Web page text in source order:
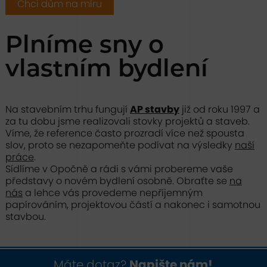
Chci dům na míru
Plníme sny o
vlastním bydlení
Na stavebním trhu fungují AP stavbyjiž od roku 1997 a
za tu dobu jsme realizovali stovky projektů a staveb.
Víme, že reference často prozradí více než spousta
slov, proto se nezapomeňte podívat na výsledky naší
práce.
Sídlíme v Opočně a rádi s vámi probereme vaše
představy o novém bydlení osobně. Obraťte se na
nás a lehce vás provedeme nepříjemným
papírováním, projektovou částí a nakonec i samotnou
stavbou.